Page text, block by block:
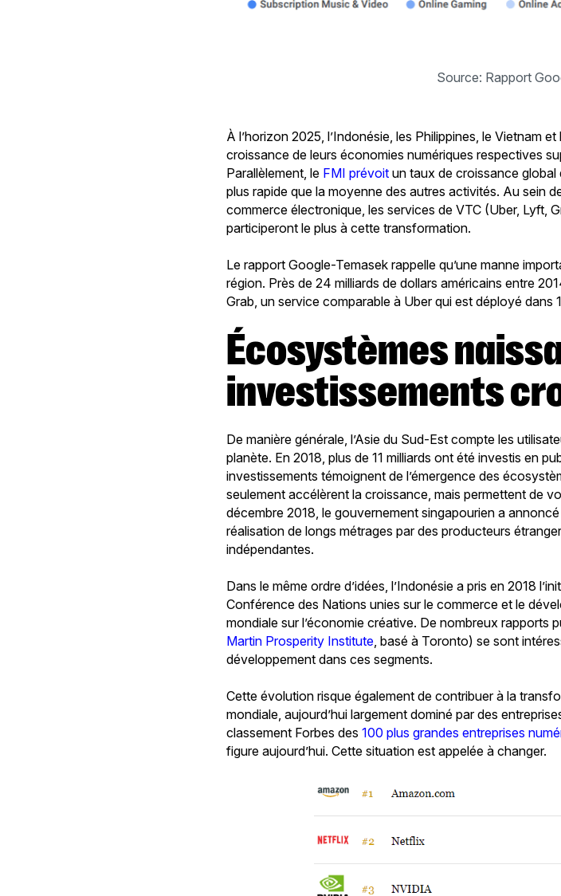
Source: Rapport
À l’horizon 2025, l’Indonésie, les Philippines, le Vietnam
croissance de leurs économies numériques respectives
Parallèlement, le FMI prévoit un taux de croissance global
plus rapide que la moyenne des autres activités. Au sein
commerce électronique, les services de VTC (Uber, Lyft,
participeront le plus à cette transformation.
Le rapport Google-Temasek rappelle qu’une manne
région. Près de 24 milliards de dollars américains entre
Grab, un service comparable à Uber qui est déployé dans
Écosystèmes naissants,
investissements
De manière générale, l’Asie du Sud-Est compte les
planète. En 2018, plus de 11 milliards ont été investis en
investissements témoignent de l’émergence des
seulement accélèrent la croissance, mais permettent de
décembre 2018, le gouvernement singapourien a
réalisation de longs métrages par des producteurs
indépendantes.
Dans le même ordre d’idées, l’Indonésie a pris en 2018
Conférence des Nations unies sur le commerce et le
mondiale sur l’économie créative. De nombreux rapports
Martin Prosperity Institute, basé à Toronto) se sont
développement dans ces segments.
Cette évolution risque également de contribuer à la
mondiale, aujourd’hui largement dominé par des
classement Forbes des100 plus grandes entreprises
figure aujourd’hui. Cette situation est appelée à changer.